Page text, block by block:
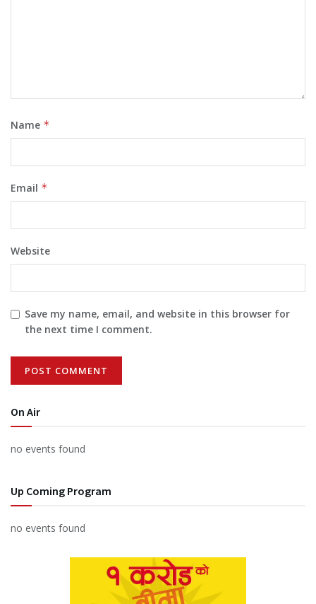
Name *
Email *
Website
Save my name, email, and website in this browser for
the next time I comment.
On Air
no events found
Up Coming Program
no events found